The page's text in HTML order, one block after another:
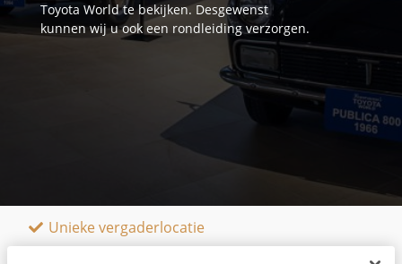
Toyota World te bekijken. Desgewenst
kunnen wij u ook een rondleiding verzorgen.
Unieke vergaderlocatie